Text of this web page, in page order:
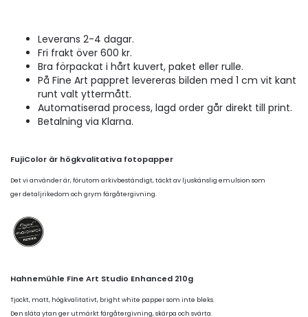
Leverans 2-4 dagar.
Fri frakt över 600 kr.
Bra förpackat i hårt kuvert, paket eller rulle.
På Fine Art pappret levereras bilden med 1 cm vit kant
runt valt yttermått.
Automatiserad process, lagd order går direkt till print.
Betalning via Klarna.
FujiColor är högkvalitativa fotopapper
Det vi använder är, förutom arkivbeständigt, täckt av ljuskänslig emulsion som
ger detaljrikedom och grym färgåtergivning.
Hahnemühle Fine Art Studio Enhanced 210g
Tjockt, matt, högkvalitativt, bright white papper som inte bleks.
Den släta ytan ger utmärkt färgåtergivning, skärpa och svärta.